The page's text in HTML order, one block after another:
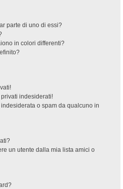
parte di uno di essi?
in colori differenti?
indesiderati!
o spam da qualcuno in
un utente dalla mia lista amici o